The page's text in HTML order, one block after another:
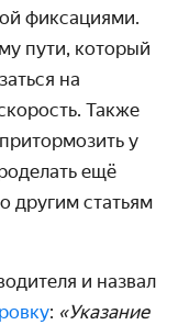
фиксациями.
пути, который
на
Также
у
ещё
другим статьям
и назвал
: «Указание